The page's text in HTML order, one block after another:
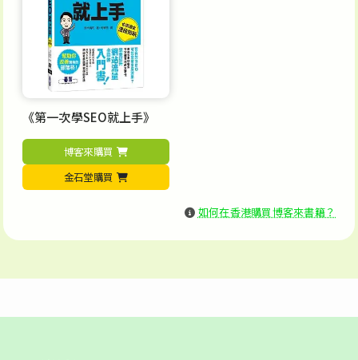
《第一次學SEO就上手》
博客來購買
金石堂購買
如何在香港購買博客來書籍？